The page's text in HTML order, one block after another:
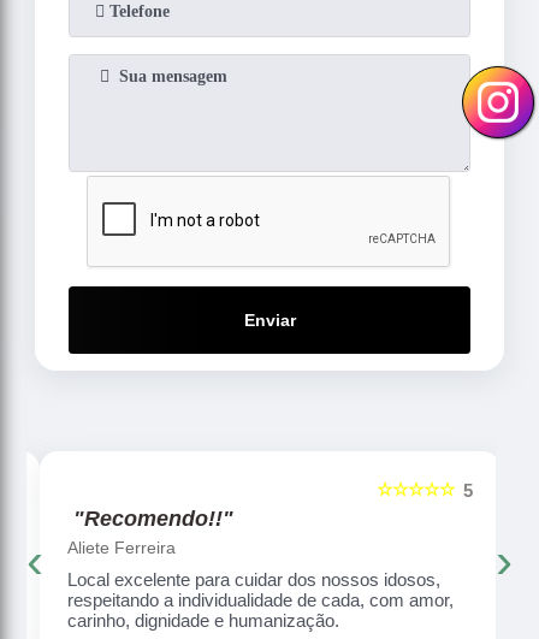
Enviar
5
☆☆☆☆☆
"Recomendo!!"
Aliete Ferreira
Local excelente para cuidar dos nossos idosos,
respeitando a individualidade de cada, com amor,
carinho, dignidade e humanização.
‹ ›